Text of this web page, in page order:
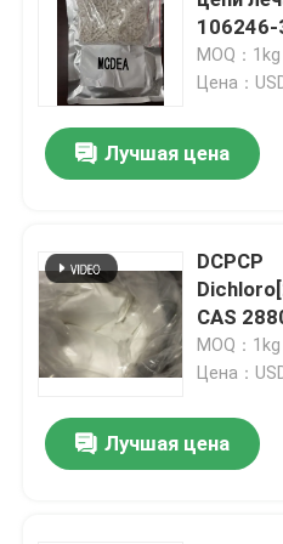
Электронные химикаты
Органические
Сырье
Сырье личной заботы
Косметическое сырье
MOQ：1kg
Цена：
Лучшая цена
DCPCP
CAS
MOQ：1kg
Цена：
Лучшая цена